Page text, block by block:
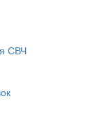
СВЧ